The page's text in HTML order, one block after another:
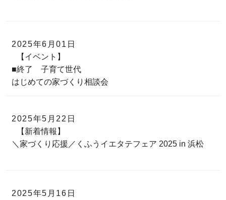
2025年6月01日
【イベント】
■終了 子育て世代
はじめての家づくり相談会
2025年5月22日
【新着情報】
＼家づくり応援／くふうイエタテフェア 2025 in 浜松
2025年5月16日